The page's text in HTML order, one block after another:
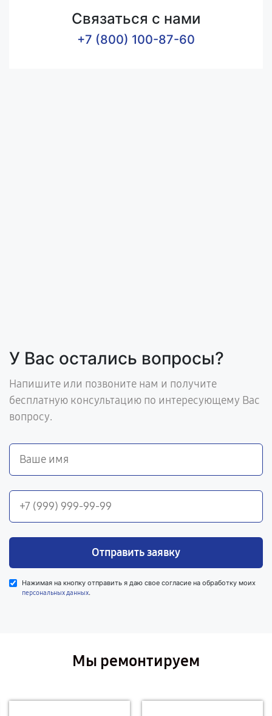
Связаться с нами
+7 (800) 100-87-60
У Вас остались вопросы?
Напишите или позвоните нам и получите
бесплатную консультацию по интересующему Вас
вопросу.
Отправить заявку
Нажимая на кнопку отправить я даю свое согласие на обработку моих
персональных данных.
Мы ремонтируем